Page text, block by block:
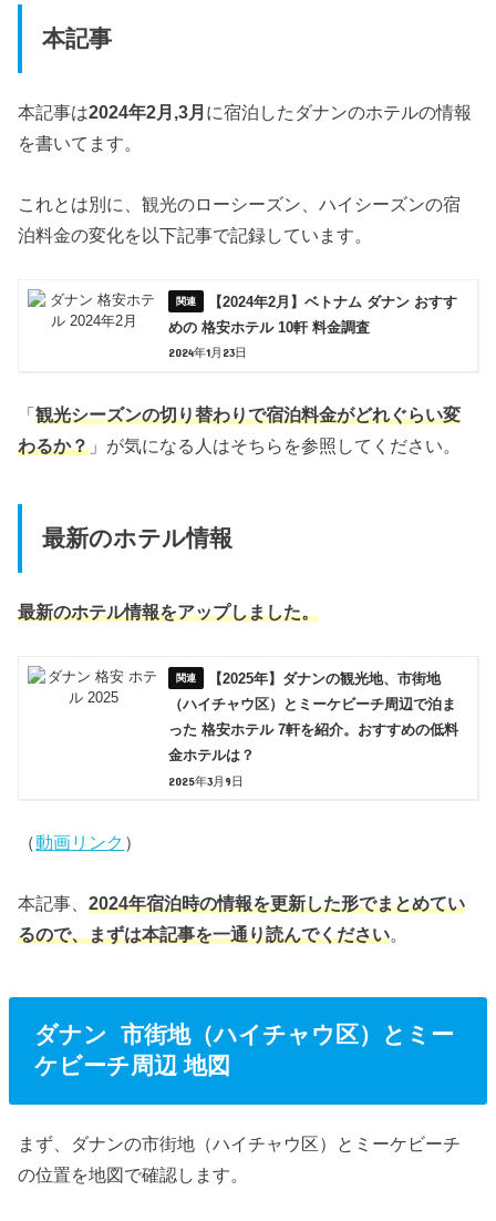
本記事
本記事は2024年2月,3月 に宿泊したダナンのホテルの情報
を書いてます。
これとは別に、観光のローシーズン、ハイシーズンの宿
泊料金の変化を以下記事で記録しています。
【2024年2月】ベトナム ダナン おすす
めの 格安ホテル 10軒 料金調査
2024年1月23日
「観光シーズンの切り替わりで宿泊料金がどれぐらい変
わるか？ 」が気になる人はそちらを参照してください。
最新のホテル情報
最新のホテル情報をアップしました。
【2025年】ダナンの観光地、市街地
（ハイチャウ区）とミーケビーチ周辺で泊ま
った 格安ホテル 7軒を紹介。おすすめの低料
金ホテルは？
2025年3月9日
（動画リンク ）
本記事、2024年宿泊時の情報を更新した形でまとめてい
るので、まずは本記事を一通り読んでください
ダナン 市街地（ハイチャウ区）とミー
ケビーチ周辺 地図
まず、ダナンの市街地（ハイチャウ区）とミーケビーチ
の位置を地図で確認します。